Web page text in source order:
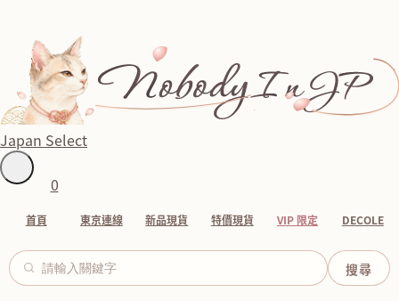
Japan Select
0
首頁 東京連線 新品現貨 特價現貨 VIP 限定 DECOLE